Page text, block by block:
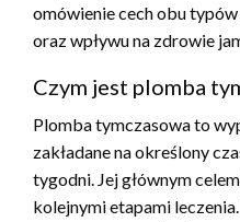
omówienie cech obu
oraz wpływu na zdrowie
Czym jest plomba
Plomba tymczasowa to
zakładane na określony
tygodni. Jej głównym
kolejnymi etapami